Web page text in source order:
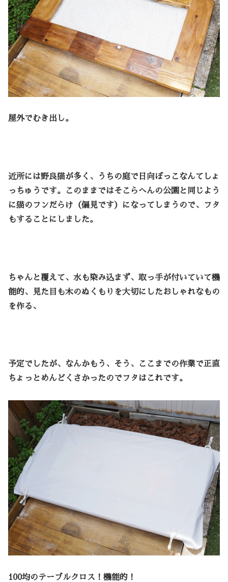
屋外でむき出し。
近所には野良猫が多く、うちの庭で日向ぼっこなんてしょ
っちゅうです。このままではそこらへんの公園と同じよう
に猫のフンだらけ（偏見です）になってしまうので、フタ
もすることにしました。
ちゃんと覆えて、水も染み込まず、取っ手が付いていて機
能的、見た目も木のぬくもりを大切にしたおしゃれなもの
を作る、
予定でしたが、なんかもう、そう、ここまでの作業で正直
ちょっとめんどくさかったのでフタはこれです。
100均のテーブルクロス！機能的！